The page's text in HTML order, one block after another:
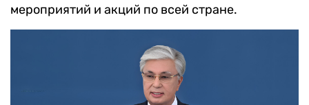
мероприятий и акций по всей стране.